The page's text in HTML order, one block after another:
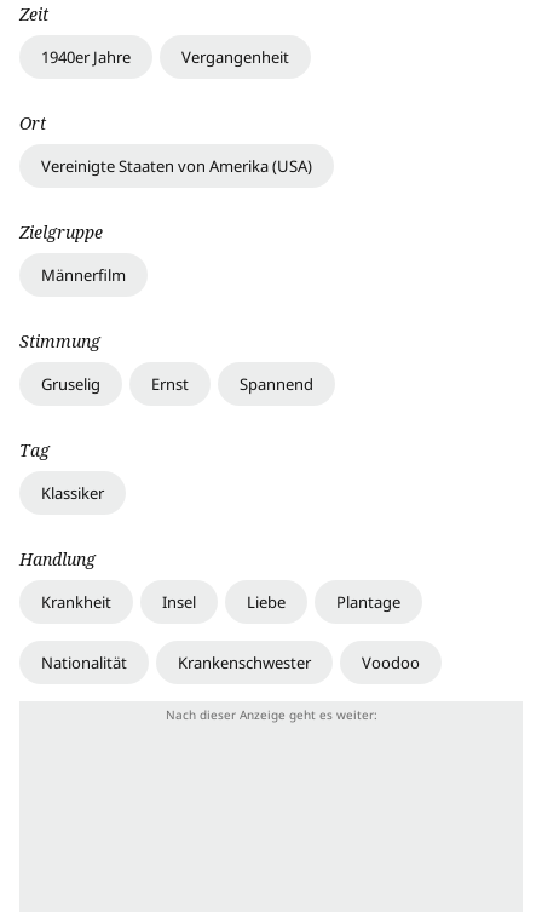
Zeit
1940er Jahre Vergangenheit
Ort
Vereinigte Staaten von Amerika (USA)
Zielgruppe
Männerfilm
Stimmung
Gruselig Ernst Spannend
Tag
Klassiker
Handlung
Krankheit Insel Liebe Plantage
Nationalität Krankenschwester Voodoo